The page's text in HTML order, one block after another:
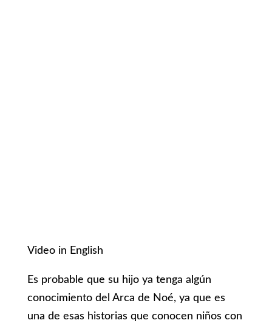
Video in English
Es probable que su hijo ya tenga algún
conocimiento del Arca de Noé, ya que es
una de esas historias que conocen niños con